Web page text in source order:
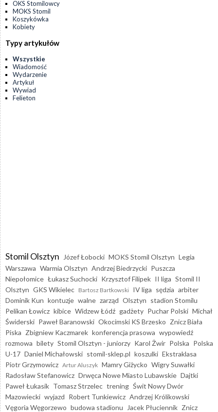
OKS Stomilowcy
MOKS Stomil
Koszykówka
Kobiety
Typy artykułów
Wszystkie
Wiadomość
Wydarzenie
Artykuł
Wywiad
Felieton
Stomil Olsztyn Józef Łobocki MOKS Stomil Olsztyn Legia
Warszawa Warmia Olsztyn Andrzej Biedrzycki Puszcza
Niepołomice Łukasz Suchocki Krzysztof Filipek II liga Stomil II
Olsztyn GKS Wikielec Bartosz Bartkowski IV liga sędzia arbiter
Dominik Kun kontuzje walne zarząd Olsztyn stadion Stomilu
Pelikan Łowicz kibice Widzew Łódź gadżety Puchar Polski Michał
Świderski Paweł Baranowski Okocimski KS Brzesko Znicz Biała
Piska Zbigniew Kaczmarek konferencja prasowa wypowiedź
rozmowa bilety Stomil Olsztyn - juniorzy Karol Żwir Polska Polska
U-17 Daniel Michałowski stomil-sklep.pl koszulki Ekstraklasa
Piotr Grzymowicz Artur Aluszyk Mamry Giżycko Wigry Suwałki
Radosław Stefanowicz Drwęca Nowe Miasto Lubawskie Dajtki
Paweł Łukasik Tomasz Strzelec trening Świt Nowy Dwór
Mazowiecki wyjazd Robert Tunkiewicz Andrzej Królikowski
Vęgoria Węgorzewo budowa stadionu Jacek Płuciennik Znicz